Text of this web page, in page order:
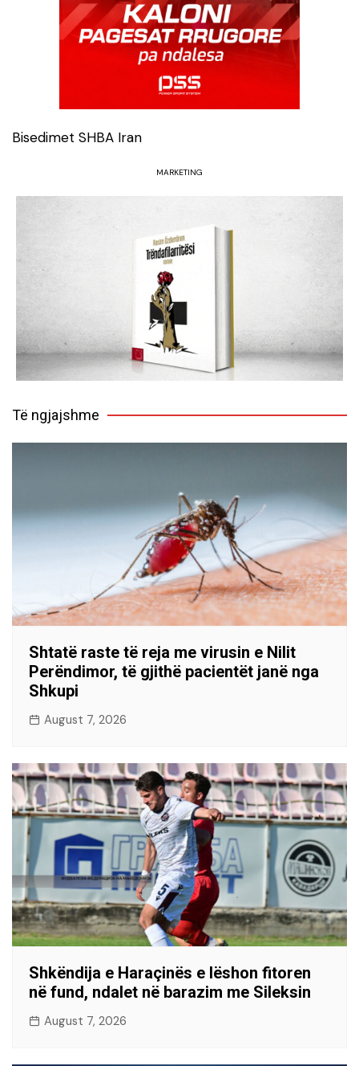
Bisedimet SHBA Iran
MARKETING
Të ngjajshme
Shtatë raste të reja me virusin e Nilit
Perëndimor, të gjithë pacientët janë nga
Shkupi
August 7, 2026
Shkëndija e Haraçinës e lëshon fitoren
në fund, ndalet në barazim me Sileksin
August 7, 2026